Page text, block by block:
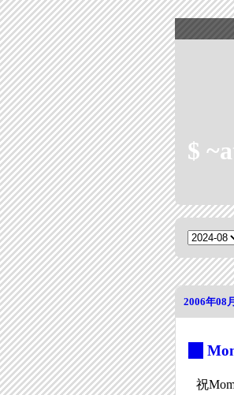
$
2006年08
祝